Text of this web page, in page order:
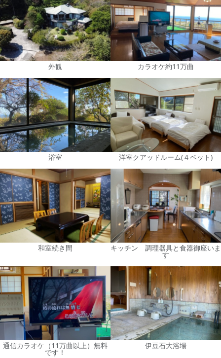
外観 カラオケ約11万曲
浴室 洋室クアッドルーム(４ベット)
和室続き間 キッチン 調理器具と食器御座いま
す
通信カラオケ（11万曲以上）無料
です！
伊豆石大浴場